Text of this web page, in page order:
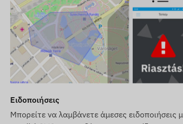
και κινητό τηλέφωνο για ένα έτος
τη συλλογή και μετάδοση δεδομένων, καθώς και
σύστημα συλλογής και επεξεργασίας
Ειδοποιήσεις
Μπορείτε να λαμβάνετε άμεσες ειδοποιήσεις